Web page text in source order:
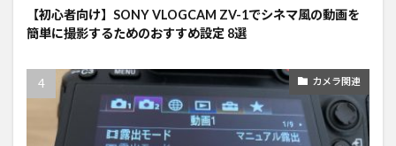
【初心者向け】SONY VLOGCAM ZV-1でシネマ風の動画を
簡単に撮影するためのおすすめ設定 8選
カメラ関連